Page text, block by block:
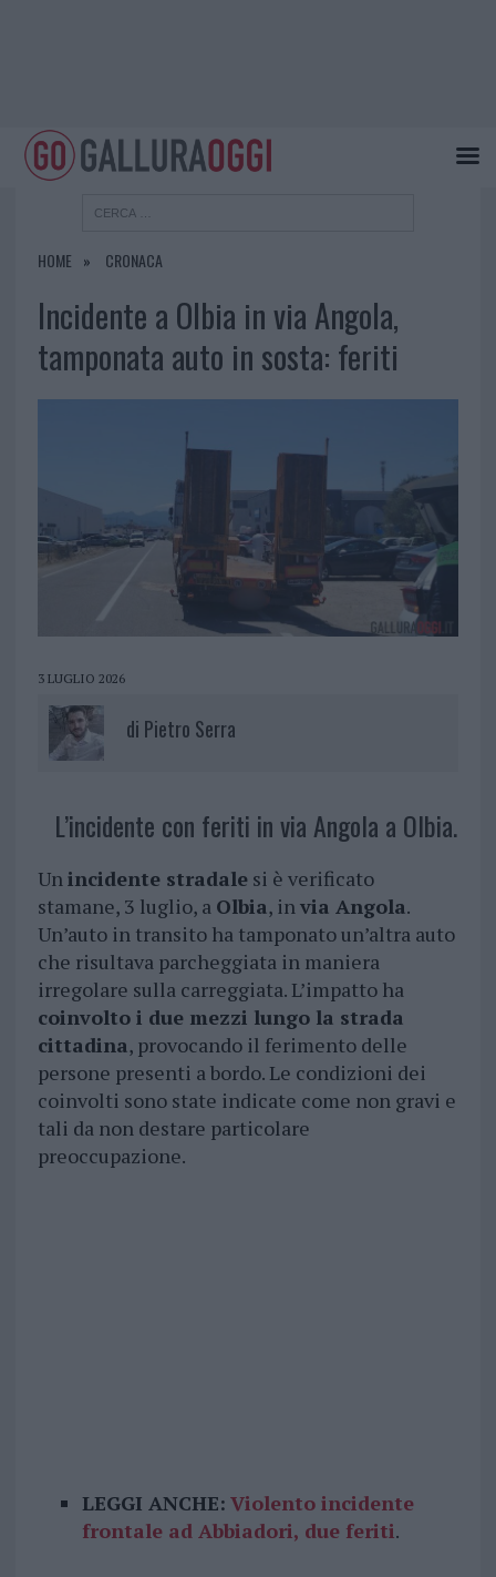
HOME CRONACA
Incidente a Olbia in via Angola,
tamponata auto in sosta: feriti
3 LUGLIO 2026
di Pietro Serra
L’incidente con feriti in via Angola a Olbia.
Unincidente stradalesi è verificato
stamane, 3 luglio, a Olbia, invia Angola.
Un’auto in transito ha tamponato un’altra auto
che risultava parcheggiata in maniera
irregolare sulla carreggiata. L’impatto ha
coinvolto i due mezzi lungo la strada
cittadina, provocando il ferimento delle
persone presenti a bordo. Le condizioni dei
coinvolti sono state indicate come non gravi e
tali da non destare particolare
preoccupazione.
LEGGI ANCHE: Violento incidente
frontale ad Abbiadori, due feriti.